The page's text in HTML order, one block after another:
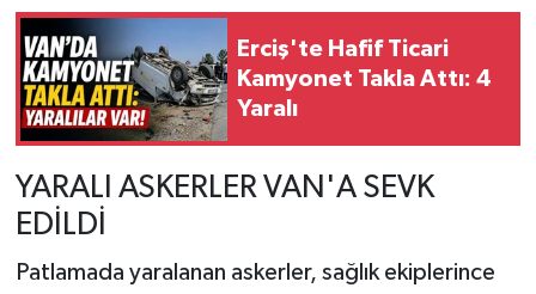
Erciş'te Hafif Ticari
Kamyonet Takla Attı: 4
Yaralı
YARALI ASKERLER VAN'A SEVK
EDİLDİ
Patlamada yaralanan askerler, sağlık ekiplerince